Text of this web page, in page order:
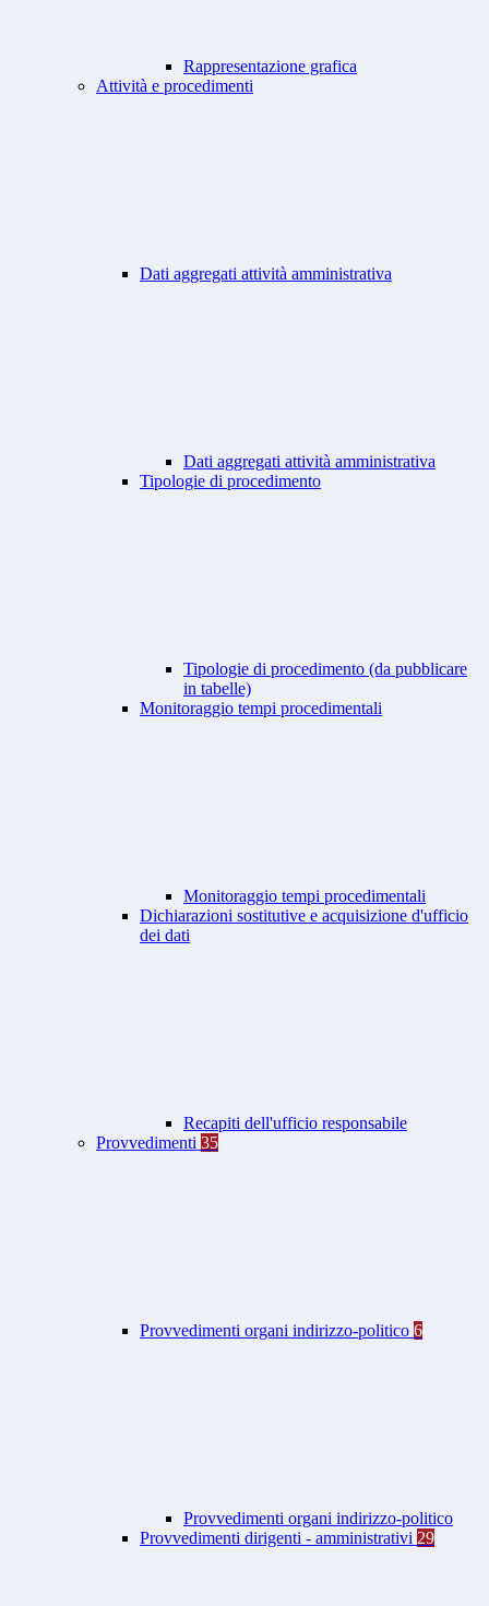
Rappresentazione grafica
Attività e procedimenti
Dati aggregati attività amministrativa
Dati aggregati attività amministrativa
Tipologie di procedimento
Tipologie di procedimento (da pubblicare
in tabelle)
Monitoraggio tempi procedimentali
Monitoraggio tempi procedimentali
Dichiarazioni sostitutive e acquisizione d'ufficio
dei dati
Recapiti dell'ufficio responsabile
Provvedimenti 35
Provvedimenti organi indirizzo-politico 6
Provvedimenti organi indirizzo-politico
Provvedimenti dirigenti - amministrativi 29